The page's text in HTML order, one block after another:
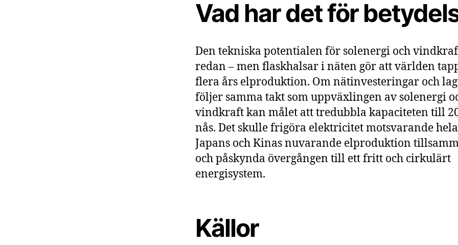
Vad har det för
Den tekniska potentialen för solenergi och
redan – men flaskhalsar i näten gör att världen
flera års elproduktion. Om nätinvesteringar och
följer samma takt som uppväxlingen av solenergi
vindkraft kan målet att tredubbla kapaciteten till
nås. Det skulle frigöra elektricitet motsvarande hela
Japans och Kinas nuvarande elproduktion
och påskynda övergången till ett fritt och cirkulärt
energisystem.
Källor